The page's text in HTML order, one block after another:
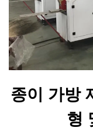
자주 묻는 질문
종이 가방
형